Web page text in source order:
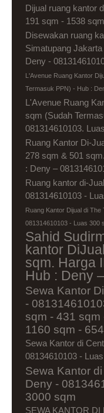
Dijual ruang kantor
191 sqm - 1538
Disewakan ruang
Simatupang
Deny -
L'Avenue Ruang Kantor
Termasuk PPN) - Hub :
L'Avenue Ruang
sqm (Sudah
081314610103.
Ruang Kantor Di-
278 sqm & 501
: Deny –
Ruang kantor di-
081314610103 -
Ruang Kantor Dijual di
081314610103 - Luas 300
Sahid
kantor
sqm. Harga
Hub : Deny
Sewa Kantor
-
sqm - 431
1160 sqm -
Sewa Kantor di
08134610103 -
Sewa Kantor
Deny -
3000 sqm
SEWA KANTOR